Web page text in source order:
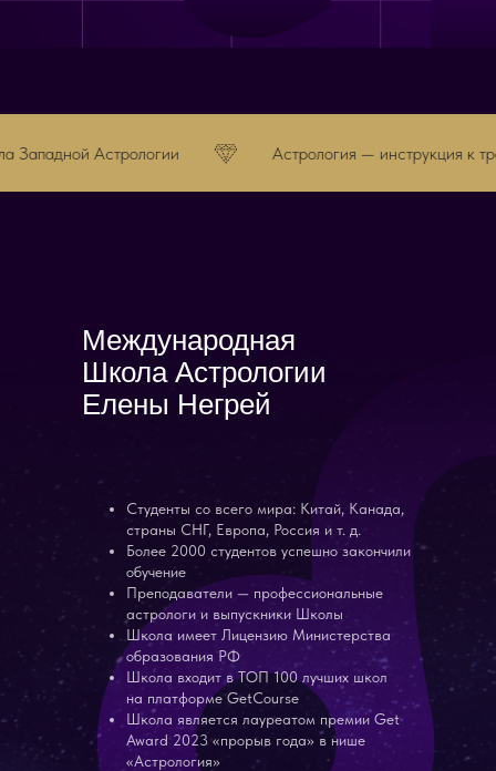
Астрология — инструкция к трансформации
Международная
Школа Астрологии
Елены Негрей
Студенты со всего мира: Китай, Канада,
страны СНГ, Европа, Россия и т. д.
Более 2000 студентов успешно закончили
обучение
Преподаватели — профессиональные
астрологи и выпускники Школы
Школа имеет Лицензию Министерства
образования РФ
Школа входит в ТОП 100 лучших школ
на платформе GetCourse
Школа является лауреатом премии Get
Award 2023 «прорыв года» в нише
«Астрология»